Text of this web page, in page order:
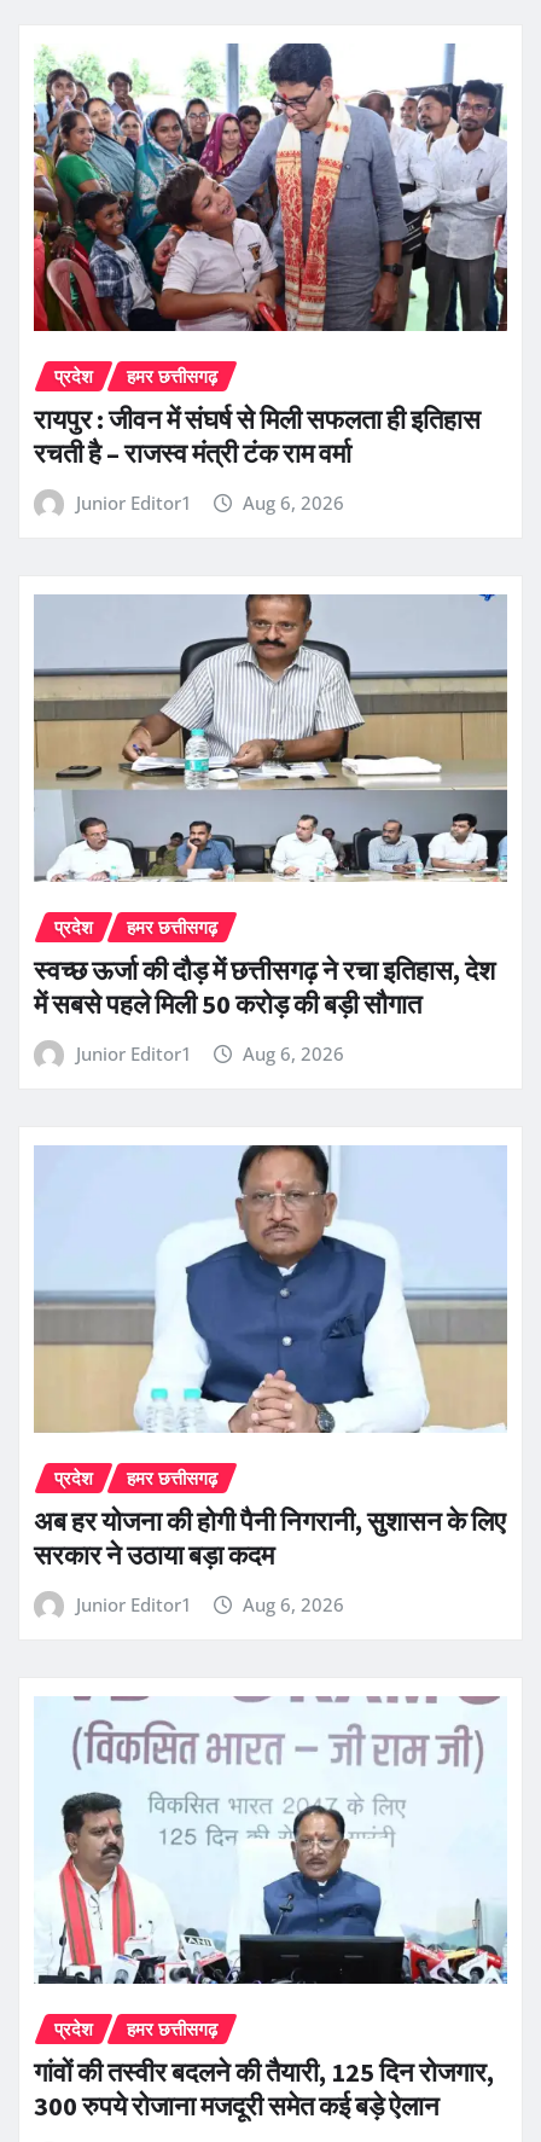
प्रदेश हमर छत्तीसगढ़
रायपुर : जीवन में संघर्ष से मिली सफलता ही इतिहास
रचती है – राजस्व मंत्री टंक राम वर्मा
Junior Editor1 Aug 6, 2026
प्रदेश हमर छत्तीसगढ़
स्वच्छ ऊर्जा की दौड़ में छत्तीसगढ़ ने रचा इतिहास, देश
में सबसे पहले मिली 50 करोड़ की बड़ी सौगात
Junior Editor1 Aug 6, 2026
प्रदेश हमर छत्तीसगढ़
अब हर योजना की होगी पैनी निगरानी, सुशासन के लिए
सरकार ने उठाया बड़ा कदम
Junior Editor1 Aug 6, 2026
प्रदेश हमर छत्तीसगढ़
गांवों की तस्वीर बदलने की तैयारी, 125 दिन रोजगार,
300 रुपये रोजाना मजदूरी समेत कई बड़े ऐलान